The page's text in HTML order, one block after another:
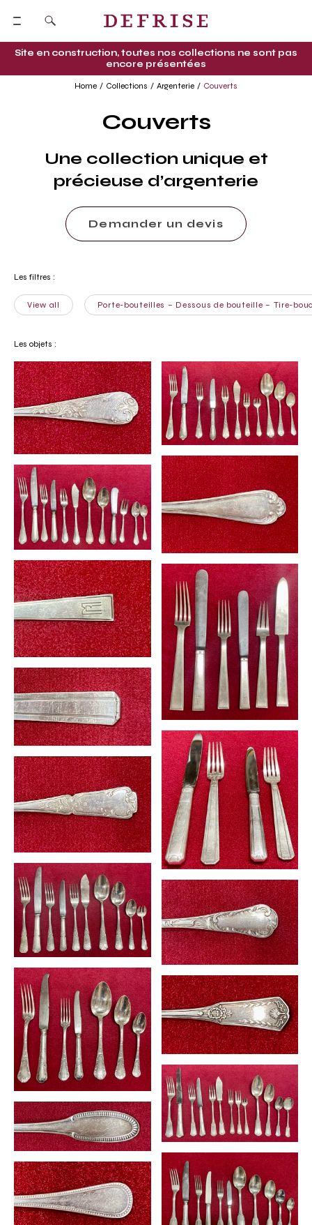
Site en construction, toutes nos collections ne sont pas
encore présentées
Home Collections Argenterie Couverts
Couverts
Une collection unique et
précieuse d’argenterie
Demander un devis
Les filtres :
View all Porte-bouteilles – Dessous de bouteille – Tire-
Les objets :